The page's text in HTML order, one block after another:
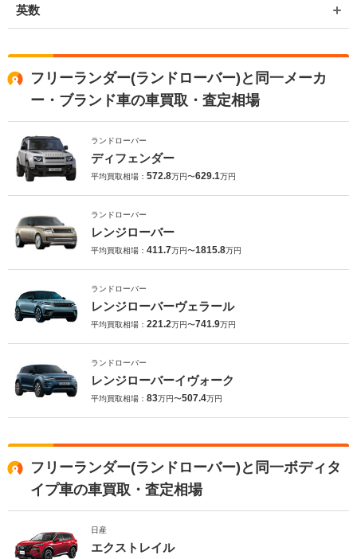
英数
フリーランダー(ランドローバー)と同一メーカ
ー・ブランド車の車買取・査定相場
ランドローバー
ディフェンダー
平均買取相場： 572.8万円〜629.1万円
ランドローバー
レンジローバー
平均買取相場： 411.7万円〜1815.8万円
ランドローバー
レンジローバーヴェラール
平均買取相場： 221.2万円〜741.9万円
ランドローバー
レンジローバーイヴォーク
平均買取相場： 83万円〜507.4万円
フリーランダー(ランドローバー)と同一ボディタ
イプ車の車買取・査定相場
日産
エクストレイル